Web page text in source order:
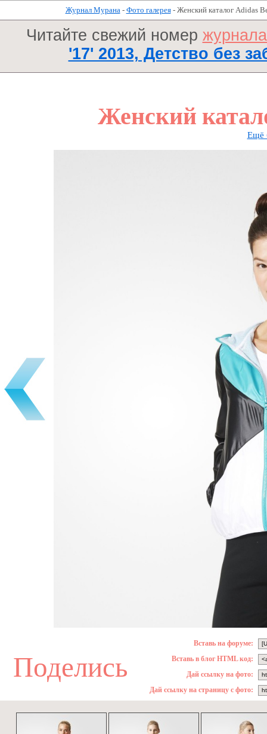
Журнал Мурана- Фото галерея- Женский каталог Adidas
Читайте свежий номер
'17' 2013, Детство без
Женский
Ещё
Поделись
Вставь на форуме:
Вставь в блог HTML код:
Дай ссылку на фото:
Дай ссылку на страницу с фото: